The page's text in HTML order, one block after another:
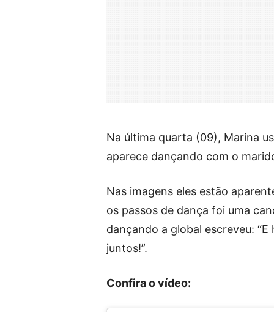
Na última quarta (09), Marina
aparece dançando com o
Nas imagens eles estão
os passos de dança foi uma
dançando a global escreveu:
juntos!”.
Confira o vídeo: